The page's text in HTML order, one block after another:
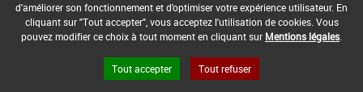
d'améliorer son fonctionnement et d'optimiser votre expérience utilisateur. En
cliquant sur "Tout accepter", vous acceptez l'utilisation de cookies. Vous
pouvez modifier ce choix à tout moment en cliquant sur Mentions légales
Tout accepter Tout refuser